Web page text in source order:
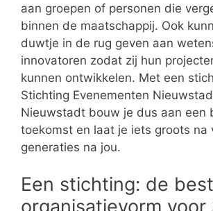
aan groepen of personen die
binnen de maatschappij. Ook
duwtje in de rug geven aan
innovatoren zodat zij hun
kunnen ontwikkelen. Met een
Stichting Evenementen
Nieuwstadt bouw je dus aan een
toekomst en laat je iets groots na
generaties na jou.
Een stichting: de